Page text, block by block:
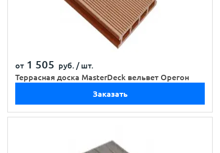
от 1 505 руб. / шт.
Террасная доска MasterDeck вельвет Орегон
Заказать